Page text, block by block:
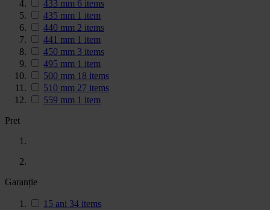
433 mm 6 items
435 mm 1 item
440 mm 2 items
441 mm 1 item
450 mm 3 items
495 mm 1 item
500 mm 18 items
510 mm 27 items
559 mm 1 item
Pret
Garanție
15 ani 34 items